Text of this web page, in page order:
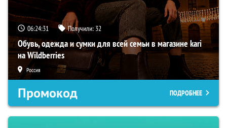
06:24:31 Получили: 32
Обувь, одежда и сумки для всей семьи в магазине kari
на Wildberries
Россия
Промокод ПОДРОБНЕЕ